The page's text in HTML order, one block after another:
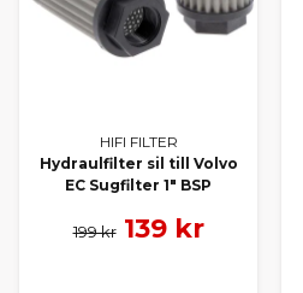
HIFI FILTER
Hydraulfilter sil till Volvo
EC Sugfilter 1" BSP
199 kr 139 kr